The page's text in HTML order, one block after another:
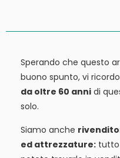
Sperando che questo
buono spunto, vi
da oltre 60 anni di
solo.
Siamo anche
ed attrezzature: tutto